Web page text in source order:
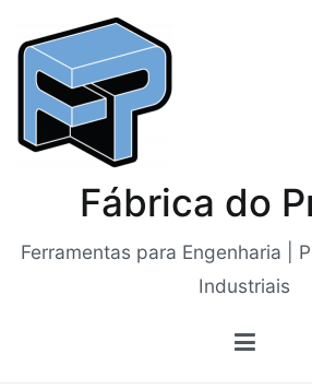
para
conteúdo
Fábrica do
Ferramentas para Engenharia |
Industriais